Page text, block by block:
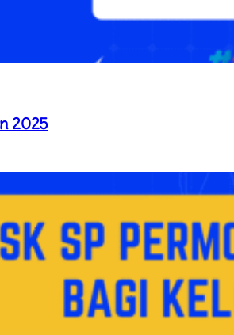
2025